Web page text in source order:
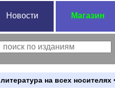
Новости Магазин
литература на всех носителях